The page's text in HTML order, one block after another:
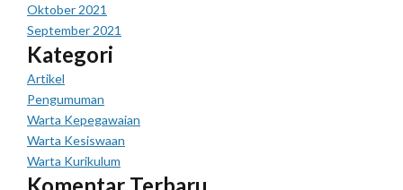
Oktober 2021
September 2021
Kategori
Artikel
Pengumuman
Warta Kepegawaian
Warta Kesiswaan
Warta Kurikulum